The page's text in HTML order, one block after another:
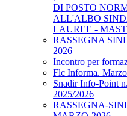
DI POSTO
ALL'ALBO
LAUREE -
RASSEGNA
2026
Incontro per
Flc Informa.
Snadir Info-Point
2025/2026
RASSEGNA-